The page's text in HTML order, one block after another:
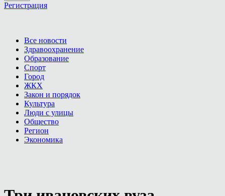
Регистрация
Все новости
Здравоохранение
Образование
Спорт
Город
ЖКХ
Закон и порядок
Культура
Люди с улицы
Общество
Регион
Экономика